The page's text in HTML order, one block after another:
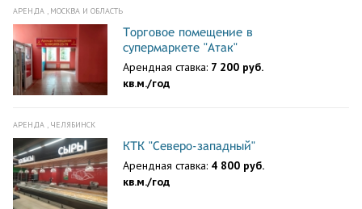
АРЕНДА , МОСКВА И ОБЛАСТЬ
Торговое помещение в
супермаркете "Атак"
Арендная ставка: 7 200 руб.
кв.м./год
АРЕНДА , ЧЕЛЯБИНСК
КТК "Северо-западный"
Арендная ставка: 4 800 руб.
кв.м./год